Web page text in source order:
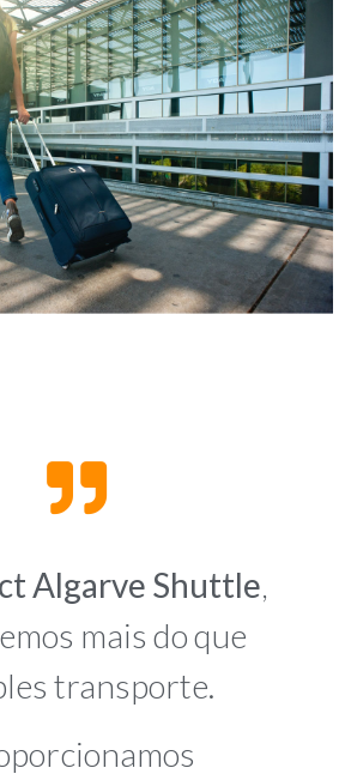
Algarve Shuttle,
mais do que
transporte.